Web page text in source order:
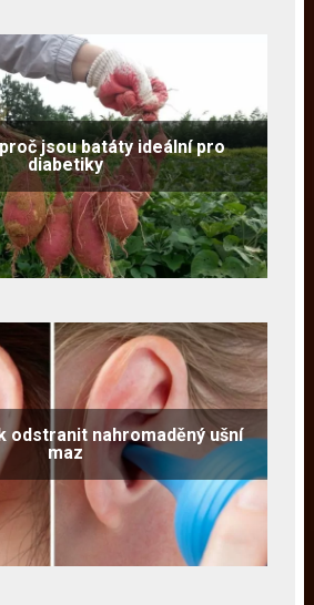
jsou batáty ideální pro
diabetiky
odstranit nahromaděný ušní
maz